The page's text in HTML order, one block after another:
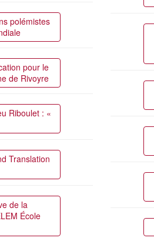
polémistes
pour le
de Rivoyre
Riboulet : «
Translation
de la
École